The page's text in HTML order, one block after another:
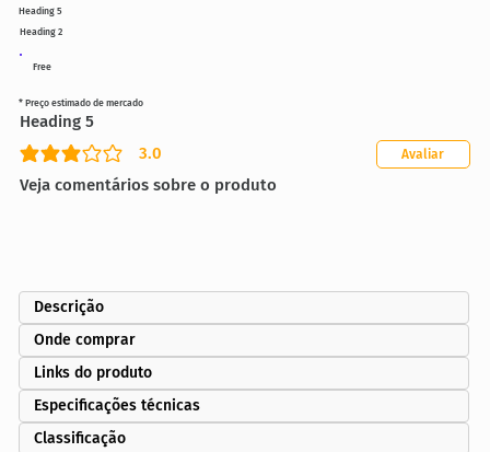
Free
Heading 2
3.0
classificação média é 3 de 5
Veja comentários sobre o produto
Avaliar
* Preço estimado de mercado
Heading 5
Heading 5
Descrição
Onde comprar
Links do produto
Especificações técnicas
Classificação